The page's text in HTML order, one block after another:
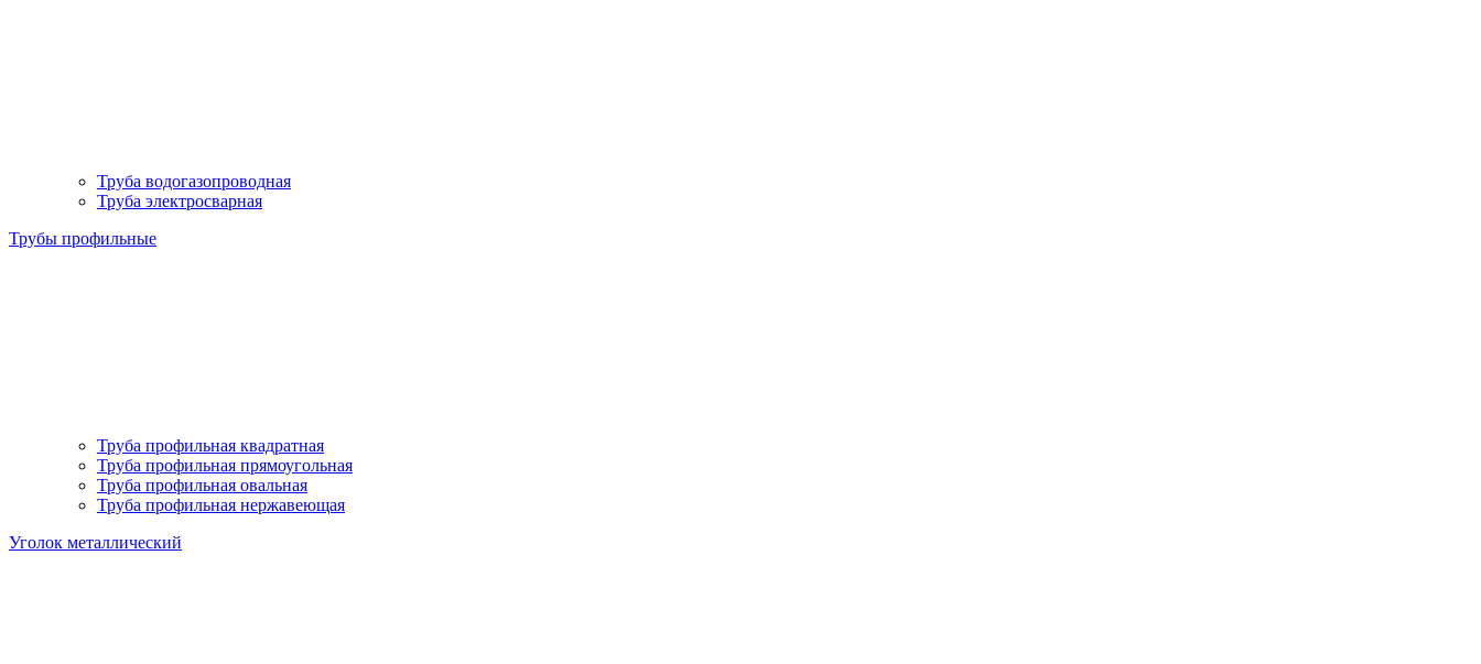
Труба водогазопроводная
Труба электросварная
Трубы профильные
Труба профильная квадратная
Труба профильная прямоугольная
Труба профильная овальная
Труба профильная нержавеющая
Уголок металлический